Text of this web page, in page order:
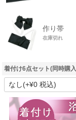
作り帯
在庫切れ
着付け6点セット(同時購